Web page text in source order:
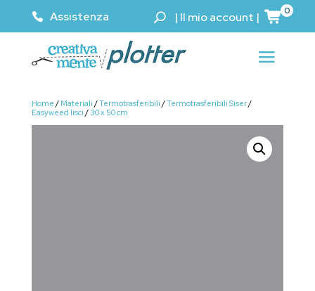
Assistenza | Il mio account | 0
Home / Materiali /Termotrasferibili /Termotrasferibili Siser/
Easyweed lisci / 30 x 50 cm